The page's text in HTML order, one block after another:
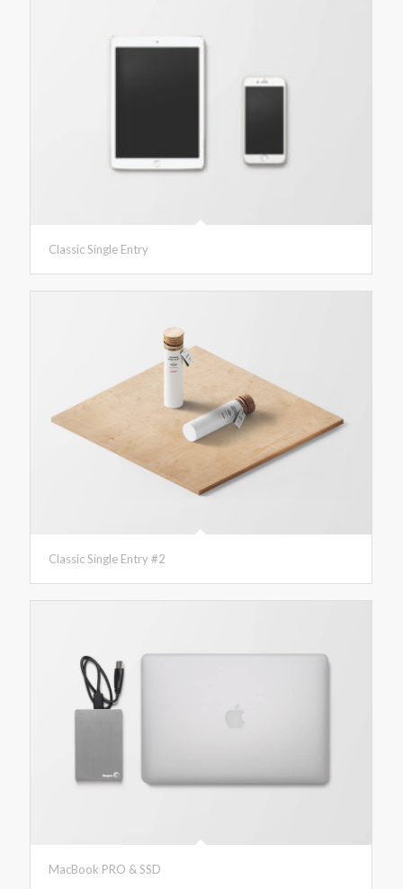
Classic Single Entry
Classic Single Entry #2
MacBook PRO & SSD